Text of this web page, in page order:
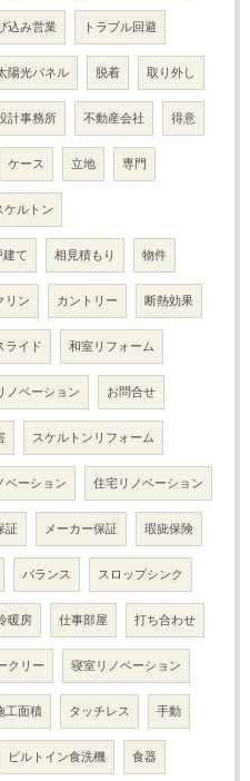
込み営業 トラブル回避
陽光パネル 脱着 取り外し
計事務所 不動産会社 得意
ケース 立地 専門
ケルトン
建て 相見積もり 物件
リン カントリー 断熱効果
ライド 和室リフォーム
ノベーション お問合せ
スケルトンリフォーム
ベーション 住宅リノベーション
証 メーカー保証 瑕疵保険
バランス スロップシンク
暖房 仕事部屋 打ち合わせ
クリー 寝室リノベーション
工面積 タッチレス 手動
ビルトイン食洗機 食器